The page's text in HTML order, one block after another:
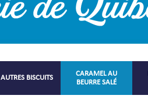
AUTRES BISCUITS
CARAMEL AU
BEURRE SALÉ